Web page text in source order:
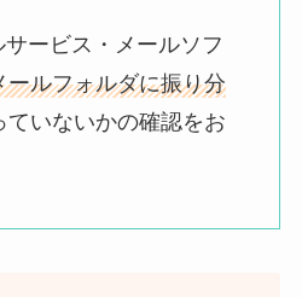
ービス・メールソフ
ールフォルダに振り分
ていないかの確認をお